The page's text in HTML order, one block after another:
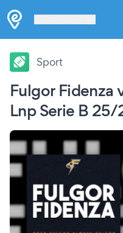
Fulgor Fidenza
Lnp Serie B 25/
Sport